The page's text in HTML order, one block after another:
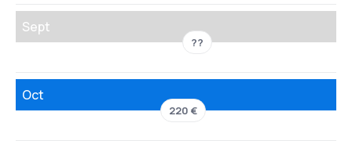
Sept
??
Oct
220 €